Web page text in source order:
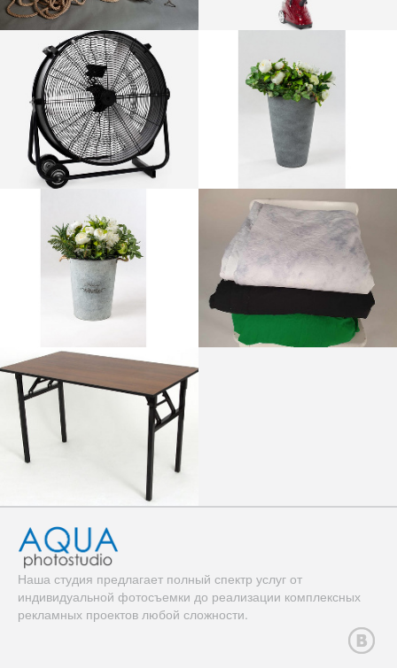
Наша студия предлагает полный спектр услуг от
индивидуальной фотосъемки до реализации комплексных
рекламных проектов любой сложности.